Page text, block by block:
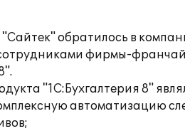
обратилось в
фирмы-
"1С:Бухгалтерия 8"
автоматизацию